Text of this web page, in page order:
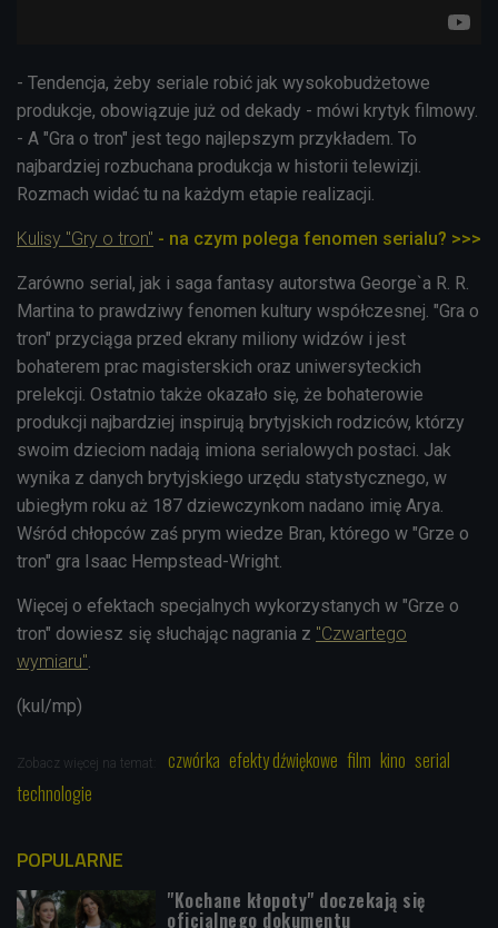
- Tendencja, żeby seriale robić jak wysokobudżetowe
produkcje, obowiązuje już od dekady - mówi krytyk filmowy.
- A "Gra o tron" jest tego najlepszym przykładem. To
najbardziej rozbuchana produkcja w historii telewizji.
Rozmach widać tu na każdym etapie realizacji.
Kulisy "Gry o tron" - na czym polega fenomen serialu? >>>
Zarówno serial, jak i saga fantasy autorstwa George`a R. R.
Martina to prawdziwy fenomen kultury współczesnej. "Gra o
tron" przyciąga przed ekrany miliony widzów i jest
bohaterem prac magisterskich oraz uniwersyteckich
prelekcji. Ostatnio także okazało się, że bohaterowie
produkcji najbardziej inspirują brytyjskich rodziców, którzy
swoim dzieciom nadają imiona serialowych postaci. Jak
wynika z danych brytyjskiego urzędu statystycznego, w
ubiegłym roku aż 187 dziewczynkom nadano imię Arya.
Wśród chłopców zaś prym wiedze Bran, którego w "Grze o
tron" gra Isaac Hempstead-Wright.
Więcej o efektach specjalnych wykorzystanych w "Grze o
tron" dowiesz się słuchając nagrania z "Czwartego
wymiaru".
(kul/mp)
Zobacz więcej na temat: czwórka efekty dźwiękowe film kino serial
technologie
POPULARNE
"Kochane kłopoty" doczekają się
oficjalnego dokumentu